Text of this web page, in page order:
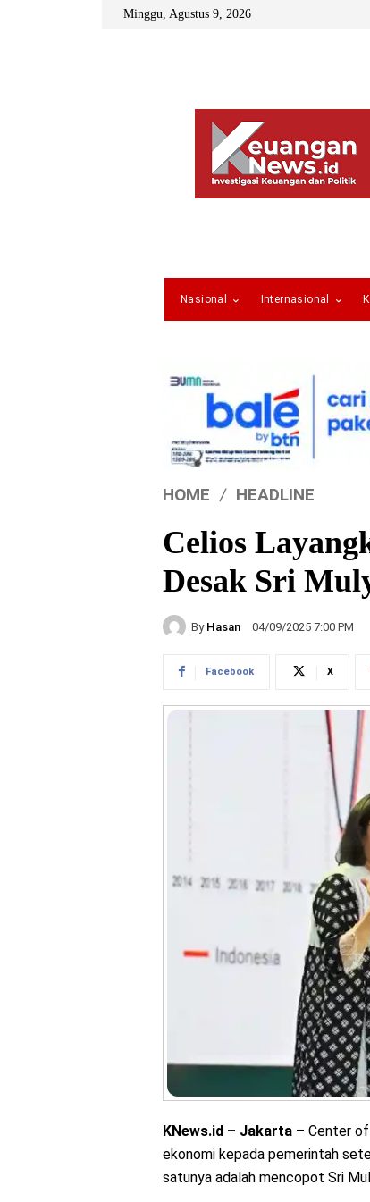
Minggu, Agustus 9, 2026
Nasional Internasional
HOME HEADLINE
Celios
Desak Sri
By Hasan 04/09/2025 7:00 PM
Facebook X
KNews.id – Jakarta – Center
ekonomi kepada pemerintah
satunya adalah mencopot Sri